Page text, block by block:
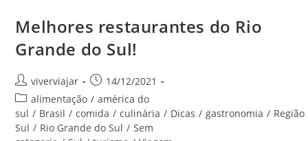
Melhores restaurantes do Rio
Grande do Sul!
Autor
do
post:
viverviajar
Post
publicado:
14/12/2021
Categoria
do
post:
alimentação / américa do
sul / Brasil / comida / culinária / Dicas / gastronomia / Região
Sul / Rio Grande do Sul / Sem